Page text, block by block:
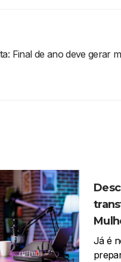
Final de ano deve gerar
Já é